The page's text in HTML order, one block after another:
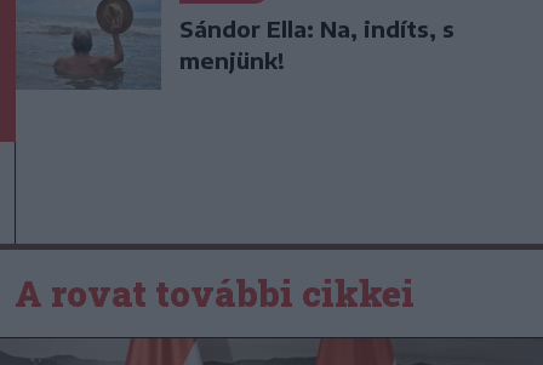
Sándor Ella: Na, indíts, s
menjünk!
A rovat további cikkei